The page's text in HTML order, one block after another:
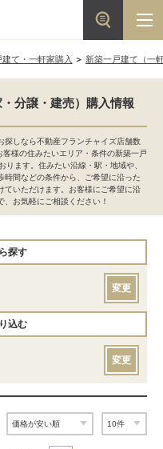
建て・一軒家購入 新築一戸建て（一
分譲・建売）購入情報
探しなら不動産フランチャイズ店舗数
様の住みたいエリア・条件の新築一戸
ます。住みたい沿線・駅・地域や、
時間などの条件から、ご希望に沿った
ていただけます。お客様にご希望に沿
お気軽にご相談ください！
探す
変更
込む
変更